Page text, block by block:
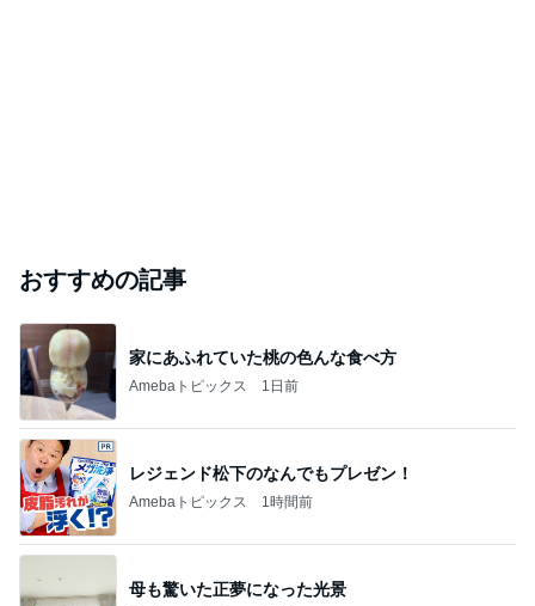
おすすめの記事
家にあふれていた桃の色んな食べ方
Amebaトピックス 1日前
レジェンド松下のなんでもプレゼン！
Amebaトピックス 1時間前
母も驚いた正夢になった光景